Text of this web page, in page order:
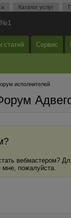
Каталог услуг
№1
статей Сервис
исполнителей
вебмастером?
мне, пожалуйста.